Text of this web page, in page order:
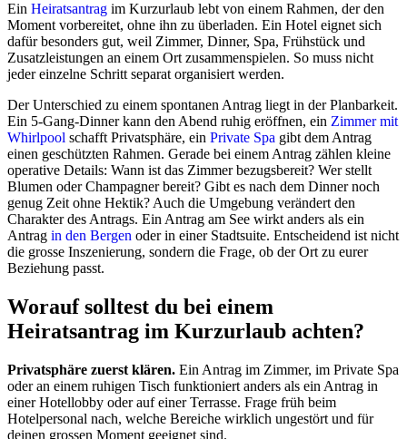
Ein Heiratsantrag im Kurzurlaub lebt von einem Rahmen, der den
Moment vorbereitet, ohne ihn zu überladen. Ein Hotel eignet sich
dafür besonders gut, weil Zimmer, Dinner, Spa, Frühstück und
Zusatzleistungen an einem Ort zusammenspielen. So muss nicht
jeder einzelne Schritt separat organisiert werden.
Der Unterschied zu einem spontanen Antrag liegt in der Planbarkeit.
Ein 5-Gang-Dinner kann den Abend ruhig eröffnen, ein Zimmer mit
Whirlpool schafft Privatsphäre, ein Private Spa gibt dem Antrag
einen geschützten Rahmen. Gerade bei einem Antrag zählen kleine
operative Details: Wann ist das Zimmer bezugsbereit? Wer stellt
Blumen oder Champagner bereit? Gibt es nach dem Dinner noch
genug Zeit ohne Hektik? Auch die Umgebung verändert den
Charakter des Antrags. Ein Antrag am See wirkt anders als ein
Antrag in den Bergen oder in einer Stadtsuite. Entscheidend ist nicht
die grosse Inszenierung, sondern die Frage, ob der Ort zu eurer
Beziehung passt.
Worauf solltest du bei einem
Heiratsantrag im Kurzurlaub achten?
Privatsphäre zuerst klären. Ein Antrag im Zimmer, im Private Spa
oder an einem ruhigen Tisch funktioniert anders als ein Antrag in
einer Hotellobby oder auf einer Terrasse. Frage früh beim
Hotelpersonal nach, welche Bereiche wirklich ungestört und für
deinen grossen Moment geeignet sind.